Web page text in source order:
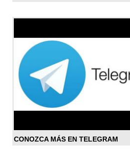
CONOZCA MÁS EN TELEGRAM